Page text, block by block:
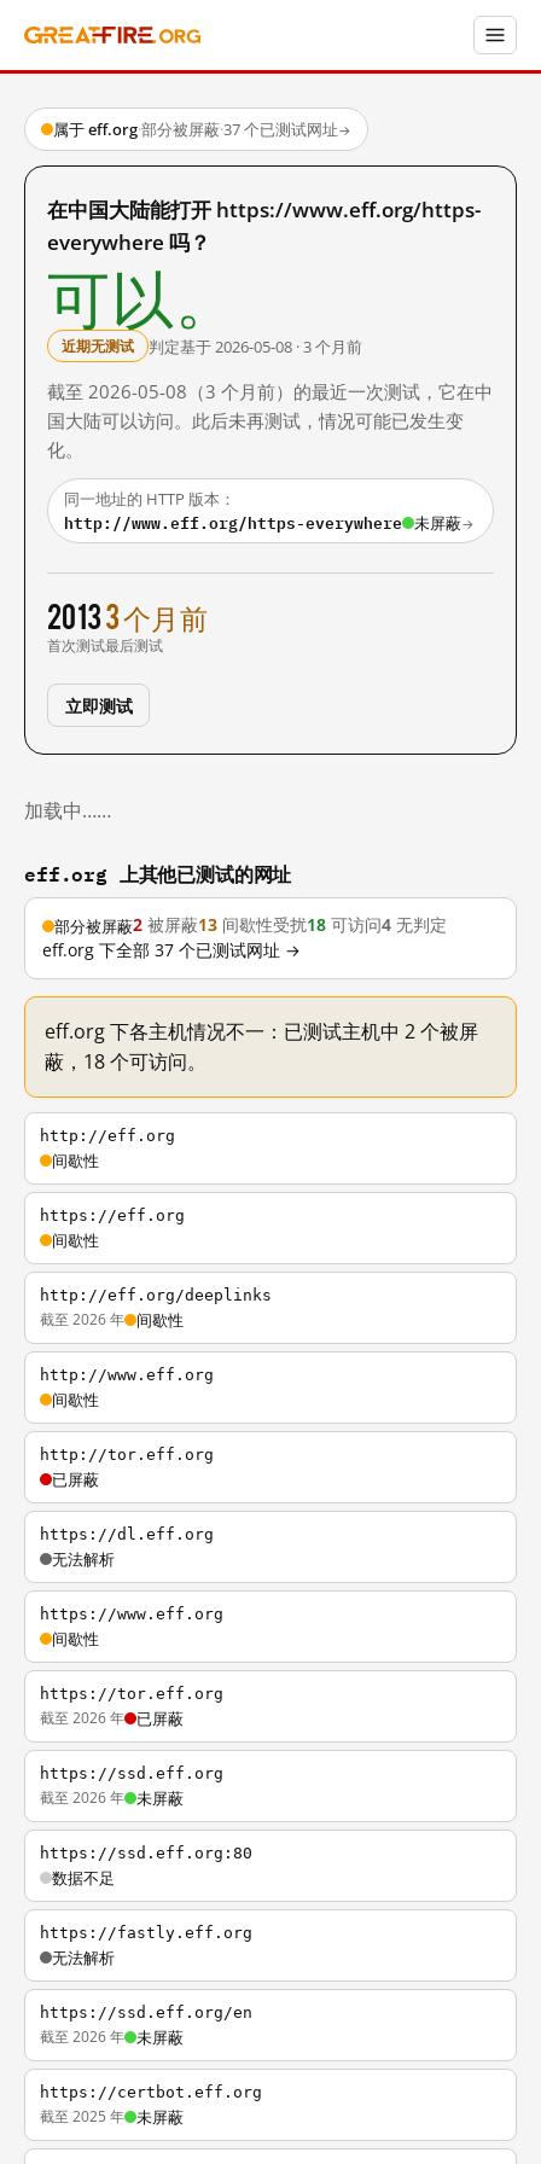
属于 eff.org·部分被屏蔽·37 个已测试网址→
在中国大陆能打开 https://www.eff.org/https-
everywhere 吗？
可以。
近期无测试 判定基于 2026-05-08 · 3 个月前
截至 2026-05-08（3 个月前）的最近一次测试，它在中
国大陆可以访问。此后未再测试，情况可能已发生变
化。
同一地址的 HTTP 版本：
http://www.eff.org/https-everywhere 未屏蔽→
2013
首次测试
3 个月前
最后测试
立即测试
加载中……
eff.org 上其他已测试的网址
部分被屏蔽2 被屏蔽13 间歇性受扰18 可访问4 无判定
eff.org 下全部 37 个已测试网址 →
eff.org 下各主机情况不一：已测试主机中 2 个被屏
蔽，18 个可访问。
http://eff.org
间歇性
https://eff.org
间歇性
http://eff.org/deeplinks
截至 2026 年 间歇性
http://www.eff.org
间歇性
http://tor.eff.org
已屏蔽
https://dl.eff.org
无法解析
https://www.eff.org
间歇性
https://tor.eff.org
截至 2026 年 已屏蔽
https://ssd.eff.org
截至 2026 年 未屏蔽
https://ssd.eff.org:80
数据不足
https://fastly.eff.org
无法解析
https://ssd.eff.org/en
截至 2026 年 未屏蔽
https://certbot.eff.org
截至 2025 年 未屏蔽